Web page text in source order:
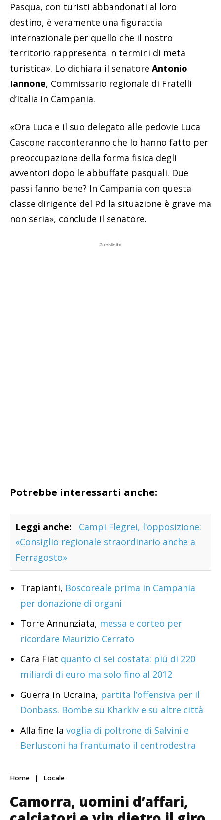
Pasqua, con turisti abbandonati al loro
destino, è veramente una figuraccia
internazionale per quello che il nostro
territorio rappresenta in termini di meta
turistica». Lo dichiara il senatore Antonio
Iannone, Commissario regionale di Fratelli
d’Italia in Campania.
«Ora Luca e il suo delegato alle pedovie Luca
Cascone racconteranno che lo hanno fatto per
preoccupazione della forma fisica degli
avventori dopo le abbuffate pasquali. Due
passi fanno bene? In Campania con questa
classe dirigente del Pd la situazione è grave ma
non seria», conclude il senatore.
Pubblicità
Potrebbe interessarti anche:
Leggi anche:
Campi Flegrei, l'opposizione:
«Consiglio regionale straordinario anche a
Ferragosto»
Trapianti, Boscoreale prima in Campania
per donazione di organi
Torre Annunziata, messa e corteo per
ricordare Maurizio Cerrato
Cara Fiat quanto ci sei costata: più di 220
miliardi di euro ma solo fino al 2012
Guerra in Ucraina, partita l’offensiva per il
Donbass. Bombe su Kharkiv e su altre città
Alla fine la voglia di poltrone di Salvini e
Berlusconi ha frantumato il centrodestra
Home Locale
Camorra, uomini d’affari,